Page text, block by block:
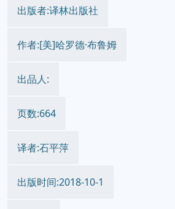
出版者:译林出版社
作者:[美]哈罗德·布鲁姆
出品人:
页数:664
译者:石平萍
出版时间:2018-10-1